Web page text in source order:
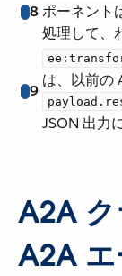
8ポーネント
処理して、
9
は、以前の
JSON 出力
A2A
A2A